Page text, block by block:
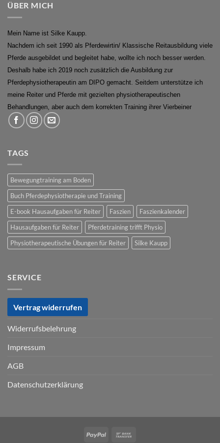
ÜBER MICH
Mein Name ist Silke Kaupp.
Nachdem ich seit 1990 als Pferdewirtin/ Klassische Reitausbildung viele
Pferde ausgebildet und begleitet habe, wollte ich noch besser werden.
Deshalb habe ich 2019 noch zusätzlich die Ausbildung zur
Pferdephysiotherapeutin am DIPO gemacht. Seitdem unterstütze ich
meine Reiter und Pferde mit gezielten physiotherapeutischen
Behandlungen, aber auch dem korrekten Training ihrer Vierbeiner
TAGS
Bewegungtraining am Boden
Buch Pferdephysiotherapie und Training
E-book Hausaufgaben für Reiter
Faszien
Faszienkalender
Hausaufgaben für Reiter
Pferdetraining trifft Physio
Physiotherapeutische Übungen für Reiter
Silke Kaupp
SERVICE
Vertrag widerrufen
Widerrufsbelehrung
Impressum
AGB
Datenschutzerklärung